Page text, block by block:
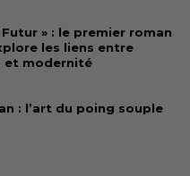
Futur » : le premier roman
les liens entre
et modernité
: l’art du poing souple